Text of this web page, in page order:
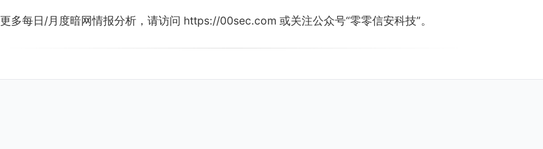
更多每日/月度暗网情报分析，请访问 https://00sec.com 或关注公众号“零零信安科技”。